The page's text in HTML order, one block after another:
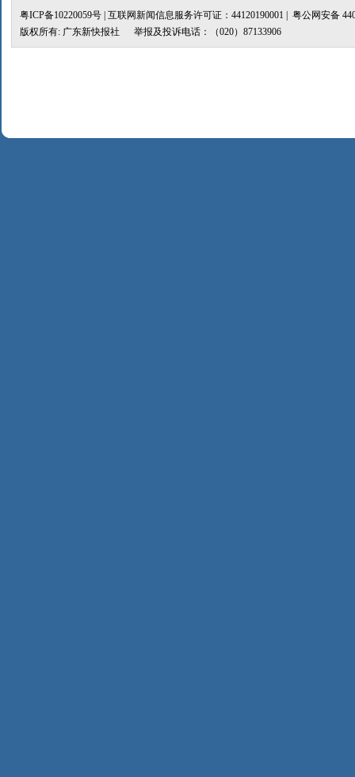
粤ICP备10220059号 | 互联网新闻信息服务许可证：44120190001 | 粤公网安备
版权所有: 广东新快报社 举报及投诉电话：（020）87133906